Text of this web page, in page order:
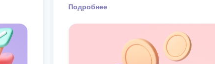
Подробнее